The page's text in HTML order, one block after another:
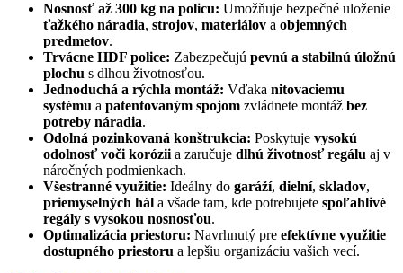
Nosnosť až 300 kg na policu: Umožňuje bezpečné uloženie
ťažkého náradia, strojov, materiálov a objemných
predmetov.
Trvácne HDF police: Zabezpečujú pevnú a stabilnú úložnú
plochu s dlhou životnosťou.
Jednoduchá a rýchla montáž: Vďaka nitovaciemu
systému a patentovaným spojom zvládnete montáž bez
potreby náradia.
Odolná pozinkovaná konštrukcia: Poskytuje vysokú
odolnosť voči korózii a zaručuje dlhú životnosť regálu aj v
náročných podmienkach.
Všestranné využitie: Ideálny do garáží, dielní, skladov,
priemyselných hál a všade tam, kde potrebujete spoľahlivé
regály s vysokou nosnosťou.
Optimalizácia priestoru: Navrhnutý pre efektívne využitie
dostupného priestoru a lepšiu organizáciu vašich vecí.